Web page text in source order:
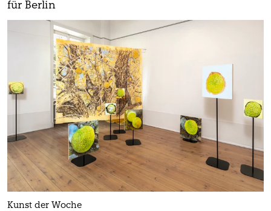
für Berlin
Kunst der Woche